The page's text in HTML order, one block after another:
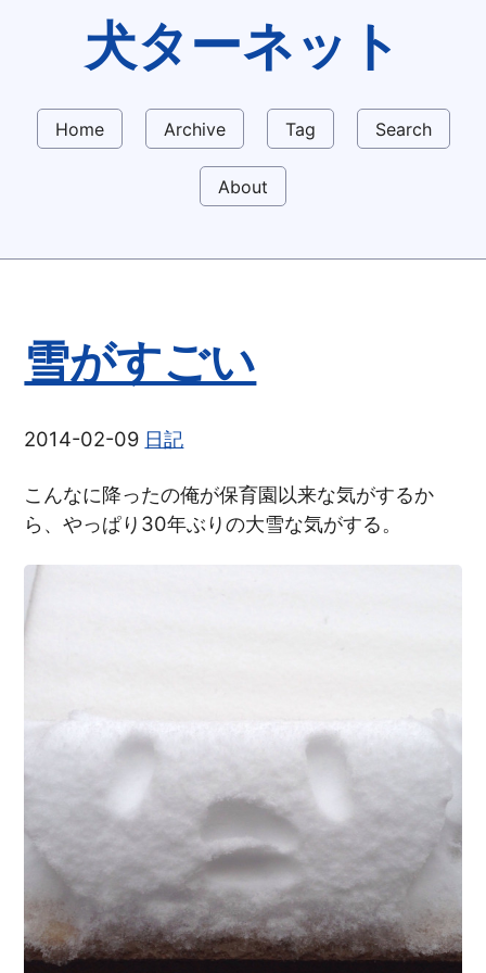
犬ターネット
Home Archive Tag Search
About
雪がすごい
2014-02-09 日記
こんなに降ったの俺が保育園以来な気がするか
ら、やっぱり30年ぶりの大雪な気がする。